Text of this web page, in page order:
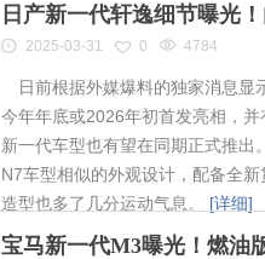
日产新一代轩逸细节曝光
2025-03-31 0 4784
日前根据外媒爆料的独家消息显
今年年底或2026年初首发亮相，
新一代车型也有望在同期正式推出
N7车型相似的外观设计，配备全
造型也多了几分运动气息。 [详细]
宝马新一代M3曝光！燃油